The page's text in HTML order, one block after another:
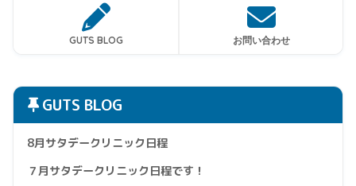
GUTS BLOG お問い合わせ
GUTS BLOG
8月サタデークリニック日程
７月サタデークリニック日程です！